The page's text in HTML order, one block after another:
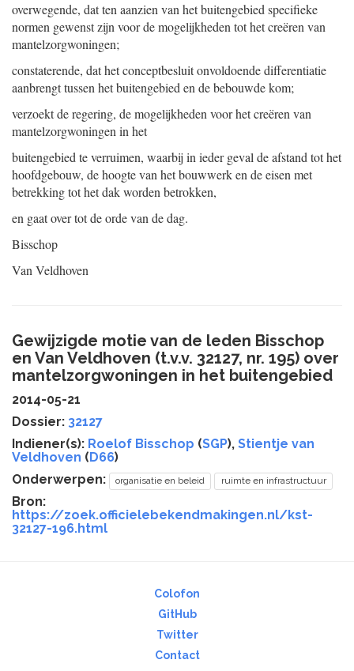
overwegende, dat ten aanzien van het buitengebied specifieke
normen gewenst zijn voor de mogelijkheden tot het creëren van
mantelzorgwoningen;
constaterende, dat het conceptbesluit onvoldoende differentiatie
aanbrengt tussen het buitengebied en de bebouwde kom;
verzoekt de regering, de mogelijkheden voor het creëren van
mantelzorgwoningen in het
buitengebied te verruimen, waarbij in ieder geval de afstand tot het
hoofdgebouw, de hoogte van het bouwwerk en de eisen met
betrekking tot het dak worden betrokken,
en gaat over tot de orde van de dag.
Bisschop
Van Veldhoven
Gewijzigde motie van de leden Bisschop
en Van Veldhoven (t.v.v. 32127, nr. 195) over
mantelzorgwoningen in het buitengebied
2014-05-21
Dossier: 32127
Indiener(s): Roelof Bisschop (SGP), Stientje van
Veldhoven (D66)
Onderwerpen:
organisatie en beleid ruimte en infrastructuur
Bron:
https://zoek.officielebekendmakingen.nl/kst-
32127-196.html
Colofon
GitHub
Twitter
Contact